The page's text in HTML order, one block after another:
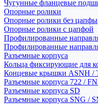
Чугунные фланцевые
Опорные ролики
Опорные ролики без цапфы
Опорные ролики с цапфой
Профилированные
Профилированные
Разъемные корпуса
Кольца фиксирующие для
Концевые крышки ASNH /
Разъемные корпуса 722 /
Разъемные корпуса SD
Разъемные корпуса SNG /